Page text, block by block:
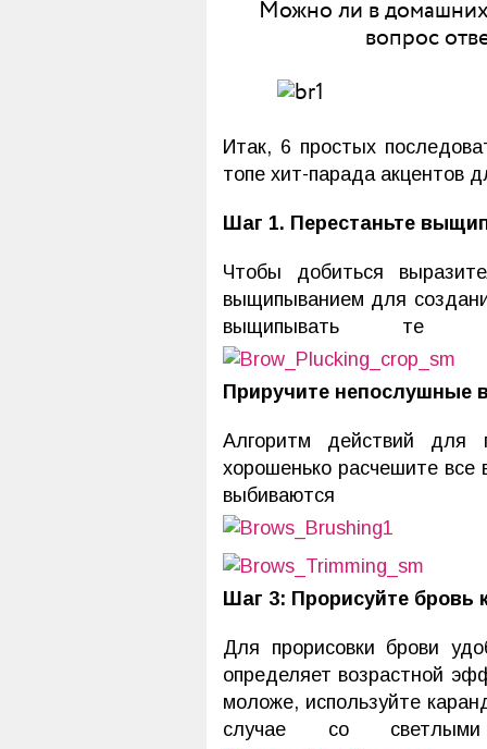
Можно ли в домашних
вопрос
Итак, 6 простых
топе хит-парада акцентов
Шаг 1. Перестаньте
Чтобы добиться
выщипыванием для
выщипывать те
Приручите непослушные
Алгоритм действий для
хорошенько расчешите
Шаг 3: Прорисуйте бровь
Для прорисовки брови
определяет возрастной
моложе, используйте
случае со